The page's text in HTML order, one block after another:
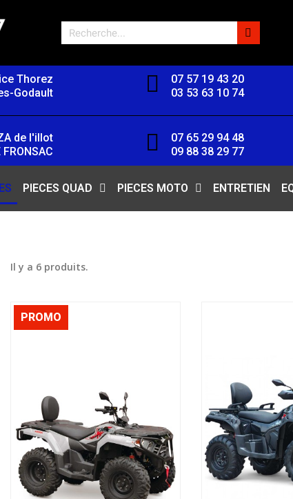
Thorez
Godault
07 57 19 43 20
03 53 63 10 74
de l'illot
07 65 29 94 48
09 88 38 29 77
PIECES QUAD PIECES MOTO ENTRETIEN
Il y a 6 produits.
PROMO